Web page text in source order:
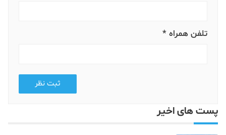
تلفن همراه *
ثبت نظر
پست های اخیر